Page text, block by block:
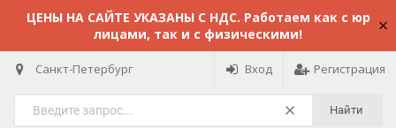
ЦЕНЫ НА САЙТЕ УКАЗАНЫ С НДС. Работаем как с юр
лицами, так и с физическими!
Санкт-Петербург Вход Регистрация
Найти